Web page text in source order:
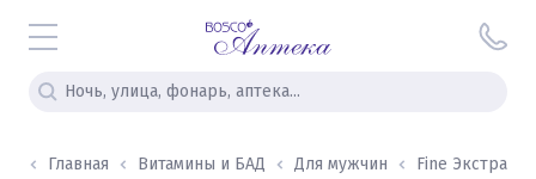
Главная Витамины и БАД Для мужчин Fine Экстракт